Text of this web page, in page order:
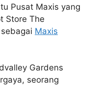
Pusat Maxis yang
Store The
Maxis